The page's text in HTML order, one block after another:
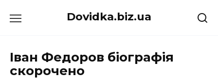
до
Dovidka.biz.ua
Іван Федоров біографія
скорочено